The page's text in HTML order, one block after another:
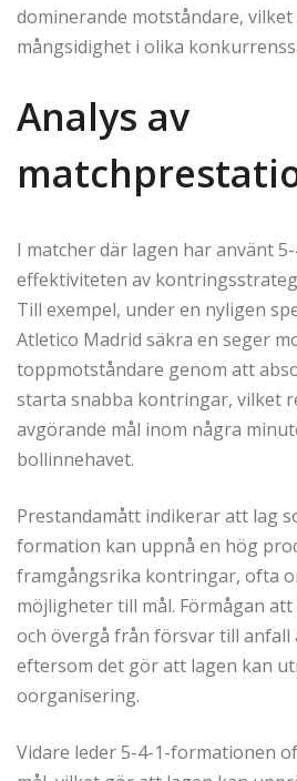
dominerande motståndare, vilket
mångsidighet i olika
Analys av
I matcher där lagen har använt
effektiviteten av
Till exempel, under en nyligen
Atletico Madrid säkra en seger
toppmotståndare genom att
starta snabba kontringar, vilket
avgörande mål inom några
bollinnehavet.
Prestandamått indikerar att lag
formation kan uppnå en hög
framgångsrika kontringar, ofta
möjligheter till mål. Förmågan
och övergå från försvar till anfall
eftersom det gör att lagen kan
oorganisering.
Vidare leder 5-4-1-formationen